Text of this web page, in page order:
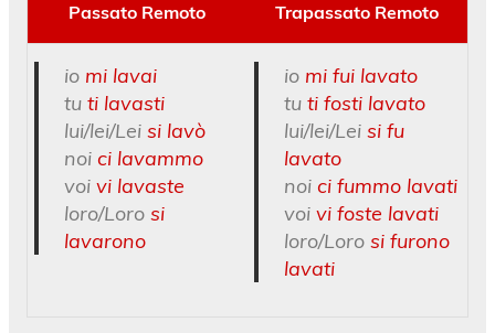
Passato Remoto Trapassato Remoto
io mi lavai
tu ti lavasti
lui/lei/Lei si lavò
noi ci lavammo
voi vi lavaste
loro/Loro si
lavarono
io mi fui lavato
tu ti fosti lavato
lui/lei/Lei si fu
lavato
noi ci fummo lavati
voi vi foste lavati
loro/Loro si furono
lavati